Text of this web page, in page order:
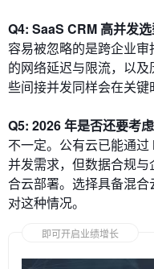
Q4: SaaS CRM 高并发
容易被忽略的是跨企业
的网络延迟与限流，以
些间接并发同样会在关键
Q5: 2026 年是否还要考
不一定。公有云已能通
并发需求，但数据合规
合云部署。选择具备混
对这种情况。
即可开启业绩增长